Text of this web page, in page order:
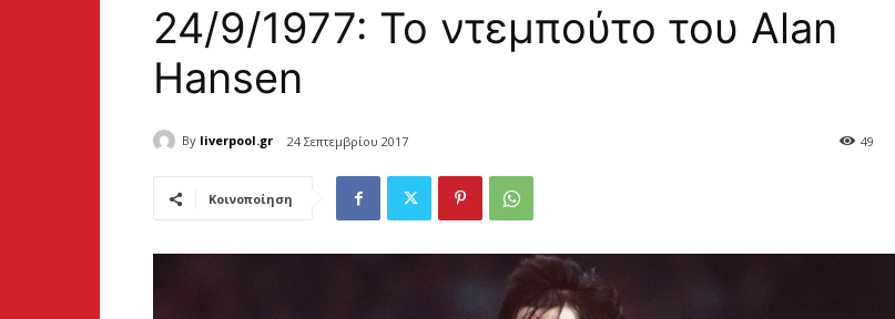
24/9/1977: To ντεμπούτο του Alan
Hansen
By liverpool.gr 24 Σεπτεμβρίου 2017 49
Κοινοποίηση